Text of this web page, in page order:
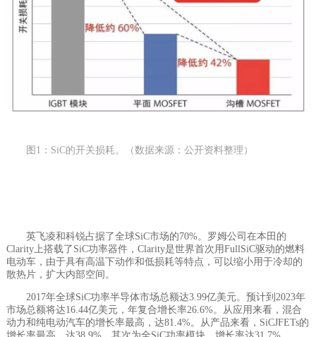
图1：SiC的开关损耗。（数据来源：公开资料整理）
英飞凌和科锐占据了全球SiC市场的70%。罗姆公司在本田的
Clarity上搭载了SiC功率器件，Clarity是世界首次用FullSiC驱动的燃料
电动车，由于具有高温下动作和低损耗等特点，可以缩小用于冷却的
散热片，扩大内部空间。
2017年全球SiC功率半导体市场总额达3.99亿美元。预计到2023年
市场总额将达16.44亿美元，年复合增长率26.6%。从应用来看，混合
动力和纯电动汽车的增长率最高，达81.4%。从产品来看，SiCJFETs的